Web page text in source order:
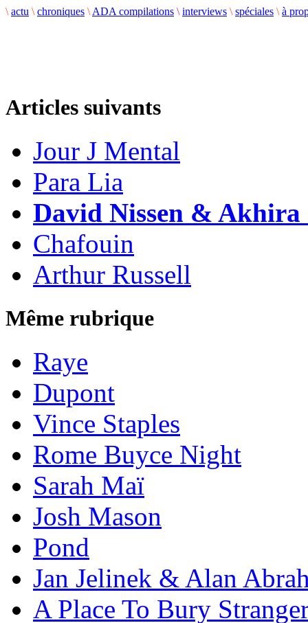
\ actu \ chroniques \ ADA compilations \ interviews \ spéciales \ à
Articles suivants
Jour J Mental
Para Lia
David Nissen & Akhira
Chafouin
Arthur Russell
Même rubrique
Raye
Dupont
Vince Staples
Rome Buyce Night
Sarah Maï
Josh Mason
Pond
Jan Jelinek & Alan
A Place To Bury